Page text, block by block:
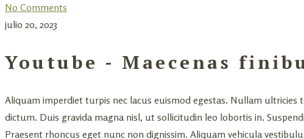
No Comments
julio 20, 2023
Youtube - Maecenas
Aliquam imperdiet turpis nec lacus euismod egestas. Nullam
dictum. Duis gravida magna nisl, ut sollicitudin leo lobortis in.
Praesent rhoncus eget nunc non dignissim. Aliquam vehicula